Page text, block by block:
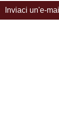
Inviaci un'e-mail